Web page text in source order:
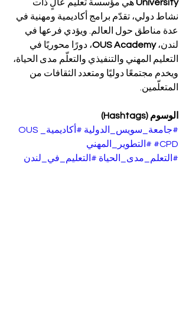
University هي مؤسسة تعليم عالٍ ذات
نشاط دولي، تقدّم برامج أكاديمية ومهنية في
عدة مناطق حول العالم. ويؤدي فرعها في
لندن، OUS Academy، دورًا محوريًا في
التعليم المهني والتنفيذي والتعلّم مدى الحياة،
ويخدم مجتمعًا دوليًا ومتعدد الثقافات من
المتعلّمين.
الوسوم (Hashtags)
#جامعة_سويس_الدولية #أكاديمية_OUS
#CPD #التطوير_المهني
#التعلم_مدى_الحياة #التعليم_في_لندن